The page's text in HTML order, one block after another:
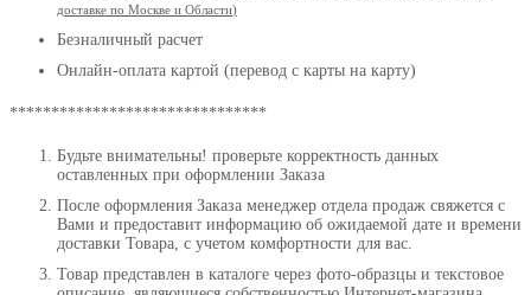
доставке по Москве и Области)
Безналичный расчет
Онлайн-оплата картой (перевод с карты на карту)
*******************************
Будьте внимательны! проверьте корректность данных
оставленных при оформлении Заказа
После оформления Заказа менеджер отдела продаж свяжется с
Вами и предоставит информацию об ожидаемой дате и времени
доставки Товара, с учетом комфортности для вас.
Товар представлен в каталоге через фото-образцы и текстовое